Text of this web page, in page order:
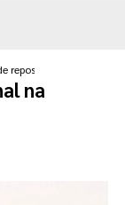
que emagrece
reposicao hormonal
na